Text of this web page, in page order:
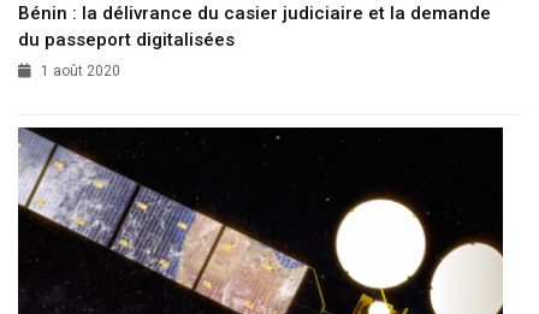
Bénin : la délivrance du casier judiciaire et la demande
du passeport digitalisées
1 août 2020